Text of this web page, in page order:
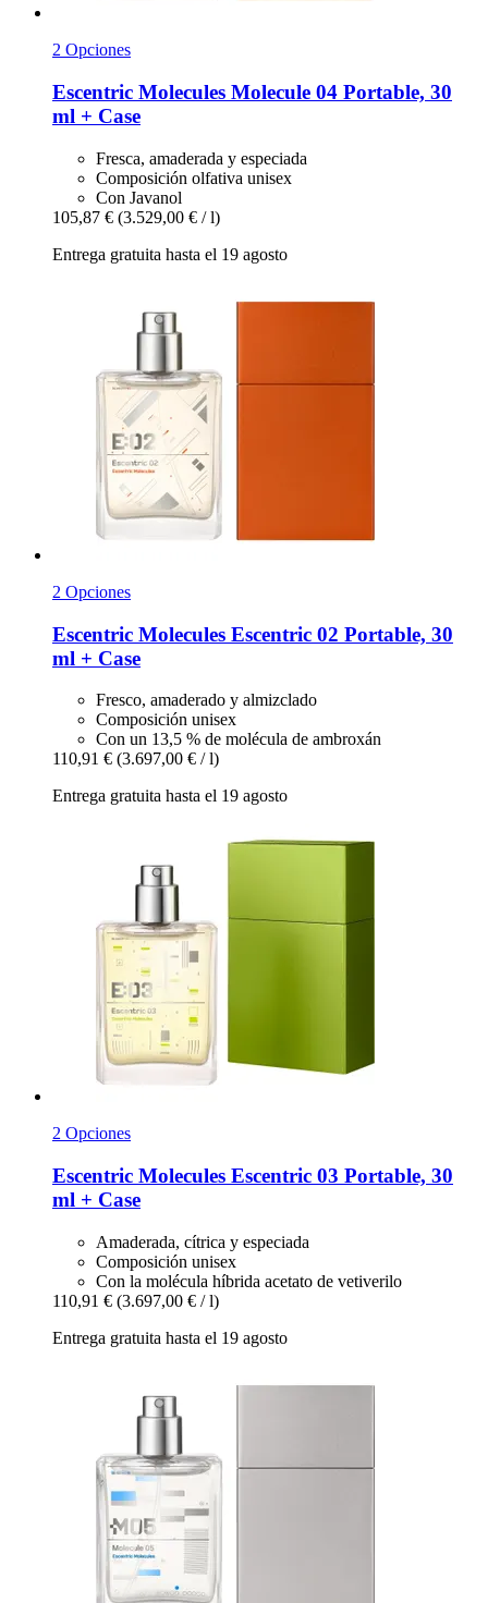
2 Opciones
Escentric Molecules Molecule 04 Portable, 30
ml + Case
Fresca, amaderada y especiada
Composición olfativa unisex
Con Javanol
105,87 € (3.529,00 € / l)
Entrega gratuita hasta el 19 agosto
2 Opciones
Escentric Molecules Escentric 02 Portable, 30
ml + Case
Fresco, amaderado y almizclado
Composición unisex
Con un 13,5 % de molécula de ambroxán
110,91 € (3.697,00 € / l)
Entrega gratuita hasta el 19 agosto
2 Opciones
Escentric Molecules Escentric 03 Portable, 30
ml + Case
Amaderada, cítrica y especiada
Composición unisex
Con la molécula híbrida acetato de vetiverilo
110,91 € (3.697,00 € / l)
Entrega gratuita hasta el 19 agosto